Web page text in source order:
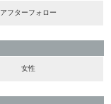
アフターフォロー
女性